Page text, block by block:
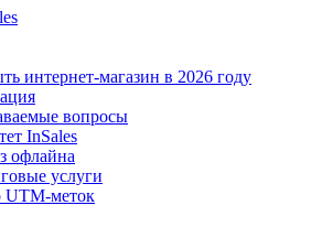
интернет-магазин в 2026 году
вопросы
InSales
офлайна
услуги
UTM-меток